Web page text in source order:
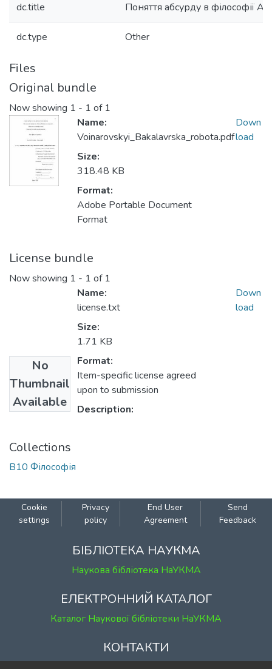
dc.title Поняття абсурду в філософії
dc.type Other
Files
Original bundle
Now showing 1 - 1 of 1
Name:
Voinarovskyi_Bakalavrska_robota.pdf
Size:
318.48 KB
Format:
Adobe Portable Document
Format
Down
load
License bundle
Now showing 1 - 1 of 1
No
Thumbnail
Available
Name:
license.txt
Size:
1.71 KB
Format:
Item-specific license agreed
upon to submission
Description:
Down
load
Collections
В10 Філософія
Cookie
settings
Privacy
policy
End User
Agreement
Send
Feedback
БІБЛІОТЕКА НАУКМА
Наукова бібліотека НаУКМА
ЕЛЕКТРОННИЙ КАТАЛОГ
Каталог Наукової бібліотеки НаУКМА
КОНТАКТИ